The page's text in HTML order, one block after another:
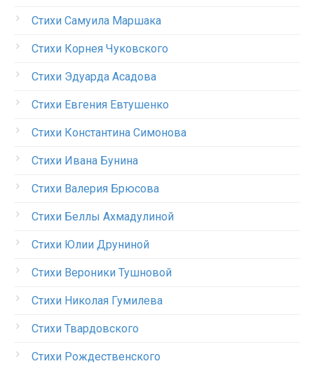
Стихи Самуила Маршака
Стихи Корнея Чуковского
Стихи Эдуарда Асадова
Стихи Евгения Евтушенко
Стихи Константина Симонова
Стихи Ивана Бунина
Стихи Валерия Брюсова
Стихи Беллы Ахмадулиной
Стихи Юлии Друниной
Стихи Вероники Тушновой
Стихи Николая Гумилева
Стихи Твардовского
Стихи Рождественского